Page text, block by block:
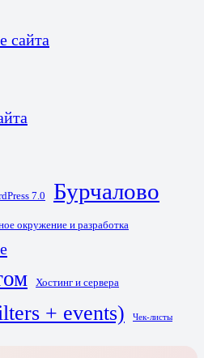
сайта
7.0 Бурчалово
окружение и разработка
Хостинг и сервера
+ events) Чек-листы